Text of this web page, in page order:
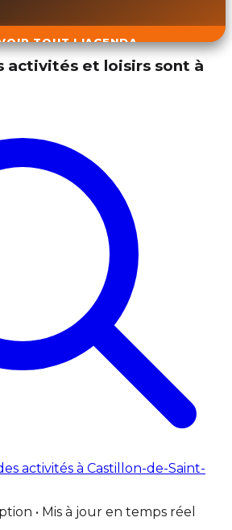
TOUT L'AGENDA
activités et loisirs sont à
activités à Castillon-de-Saint-
• Mis à jour en temps réel